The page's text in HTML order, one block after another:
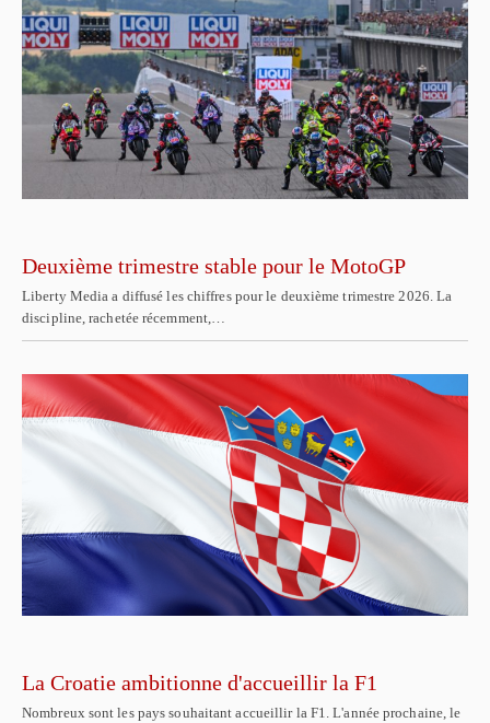
Deuxième trimestre stable pour le MotoGP
Liberty Media a diffusé les chiffres pour le deuxième trimestre 2026. La
discipline, rachetée récemment,…
La Croatie ambitionne d'accueillir la F1
Nombreux sont les pays souhaitant accueillir la F1. L'année prochaine, le